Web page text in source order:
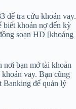
để tra cứu khoản vay.
biết khoản nợ đến kỳ
soạn HD [khoảng
nơi bạn mở tài khoản
vay. Bạn cũng
Banking để quản lý